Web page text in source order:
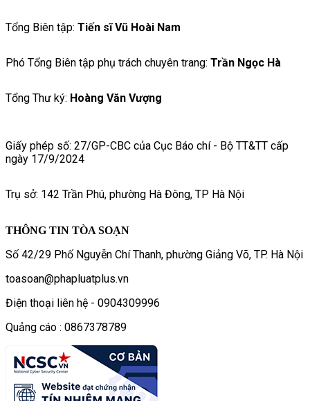
Tổng Biên tập: Tiến sĩ Vũ Hoài Nam
Phó Tổng Biên tập phụ trách chuyên trang: Trần Ngọc Hà
Tổng Thư ký: Hoàng Văn Vượng
Giấy phép số: 27/GP-CBC của Cục Báo chí - Bộ TT&TT cấp
ngày 17/9/2024
Trụ sở: 142 Trần Phú, phường Hà Đông, TP Hà Nội
THÔNG TIN TÒA SOẠN
Số 42/29 Phố Nguyễn Chí Thanh, phường Giảng Võ, TP. Hà Nội
toasoan@phapluatplus.vn
Điện thoại liên hệ - 0904309996
Quảng cáo : 0867378789